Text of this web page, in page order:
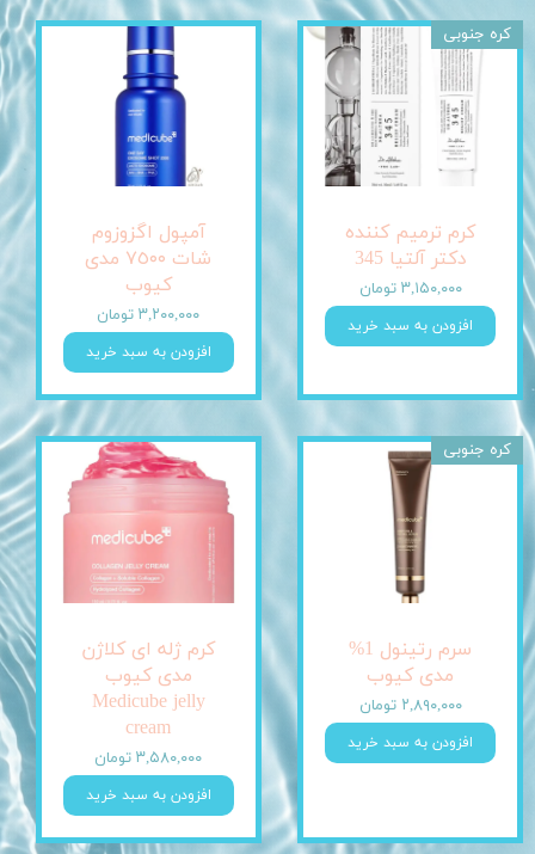
کرم ترمیم کننده
دکتر آلتیا 345
۳,۱۵۰,۰۰۰ تومان
افزودن به سبد خرید
کره جنوبی
آمپول اگزوزوم
شات ٧٥٠٠ مدی
کیوب
۳,۲۰۰,۰۰۰ تومان
افزودن به سبد خرید
سرم رتینول 1%
مدی کیوب
۲,۸۹۰,۰۰۰ تومان
افزودن به سبد خرید
کره جنوبی
کرم ژله ای کلاژن
مدی کیوب
Medicube jelly
cream
۳,۵۸۰,۰۰۰ تومان
افزودن به سبد خرید